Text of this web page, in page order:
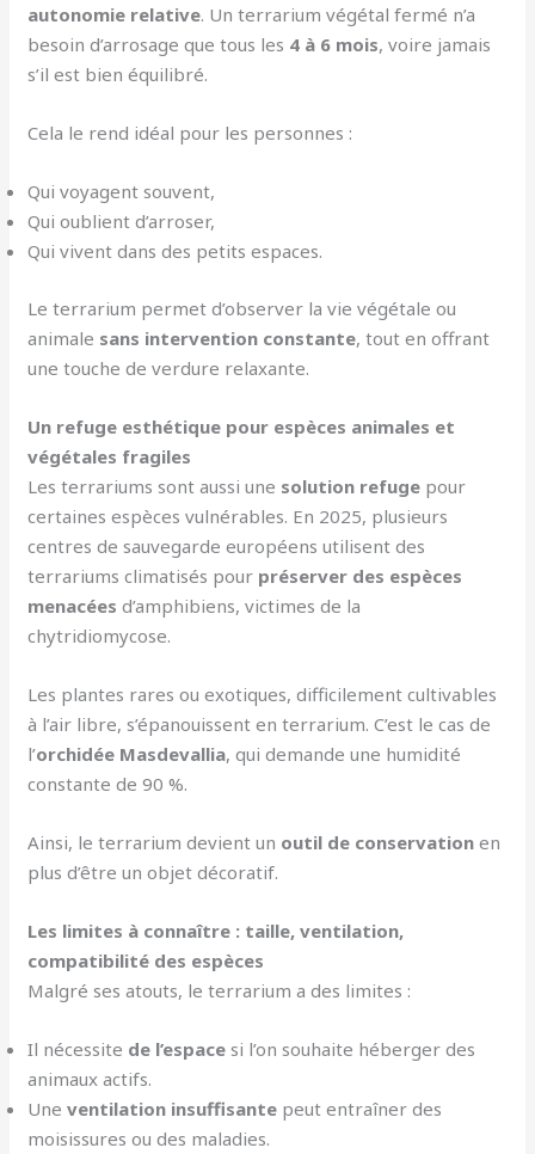
autonomie relative. Un terrarium végétal fermé n’a
besoin d’arrosage que tous les 4 à 6 mois, voire jamais
s’il est bien équilibré.
Cela le rend idéal pour les personnes :
Qui voyagent souvent,
Qui oublient d’arroser,
Qui vivent dans des petits espaces.
Le terrarium permet d’observer la vie végétale ou
animale sans intervention constante, tout en offrant
une touche de verdure relaxante.
Un refuge esthétique pour espèces animales et
végétales fragiles
Les terrariums sont aussi une solution refuge pour
certaines espèces vulnérables. En 2025, plusieurs
centres de sauvegarde européens utilisent des
terrariums climatisés pour préserver des espèces
menacées d’amphibiens, victimes de la
chytridiomycose.
Les plantes rares ou exotiques, difficilement cultivables
à l’air libre, s’épanouissent en terrarium. C’est le cas de
l’orchidée Masdevallia, qui demande une humidité
constante de 90 %.
Ainsi, le terrarium devient un outil de conservation en
plus d’être un objet décoratif.
Les limites à connaître : taille, ventilation,
compatibilité des espèces
Malgré ses atouts, le terrarium a des limites :
Il nécessite de l’espace si l’on souhaite héberger des
animaux actifs.
Uneventilation insuffisante peut entraîner des
moisissures ou des maladies.